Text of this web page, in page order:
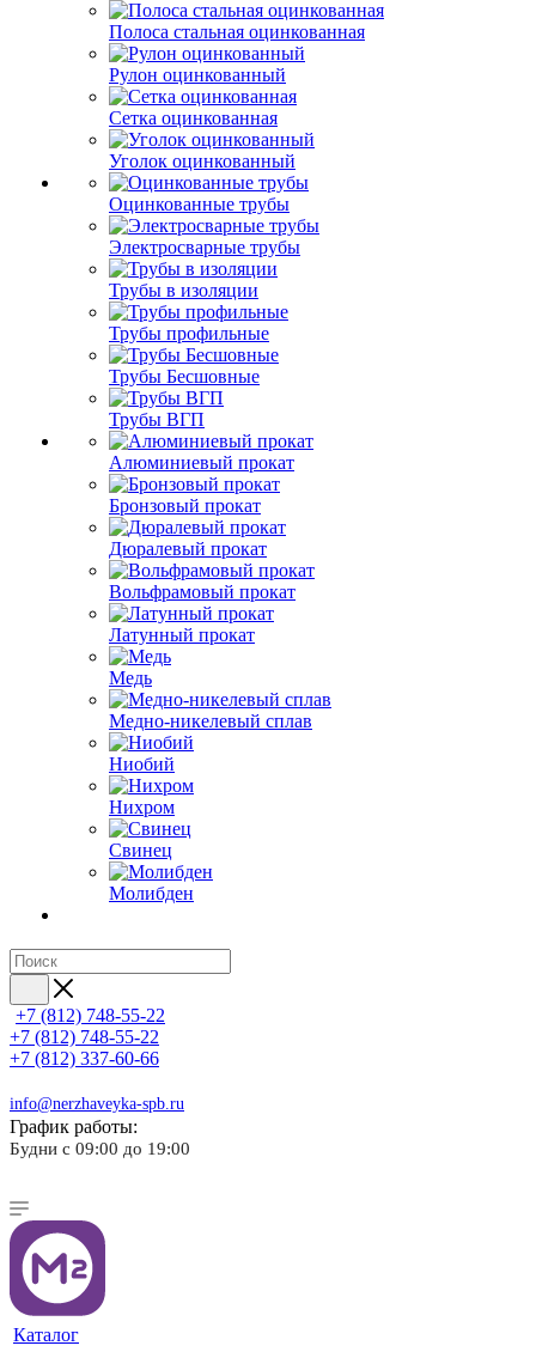
Полоса стальная оцинкованная
Рулон оцинкованный
Сетка оцинкованная
Уголок оцинкованный
Оцинкованные трубы
Электросварные трубы
Трубы в изоляции
Трубы профильные
Трубы Бесшовные
Трубы ВГП
Алюминиевый прокат
Бронзовый прокат
Дюралевый прокат
Вольфрамовый прокат
Латунный прокат
Медь
Медно-никелевый сплав
Ниобий
Нихром
Свинец
Молибден
+7 (812) 748-55-22
+7 (812) 748-55-22
+7 (812) 337-60-66
info@nerzhaveyka-spb.ru
График работы:
Будни с 09:00 до 19:00
Каталог